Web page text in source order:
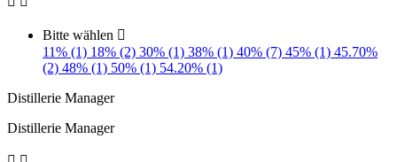
Bitte wählen 
11% (1) 18% (2) 30% (1) 38% (1) 40% (7) 45% (1) 45.70%
(2) 48% (1) 50% (1) 54.20% (1)
Distillerie Manager
Distillerie Manager